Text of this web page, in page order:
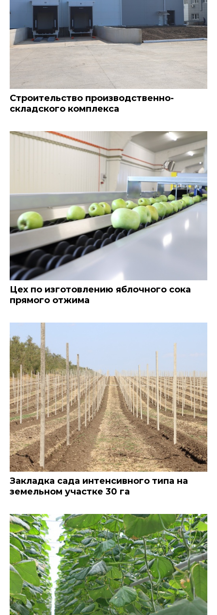
Строительство производственно-
складского комплекса
Цех по изготовлению яблочного сока
прямого отжима
Закладка сада интенсивного типа на
земельном участке 30 га